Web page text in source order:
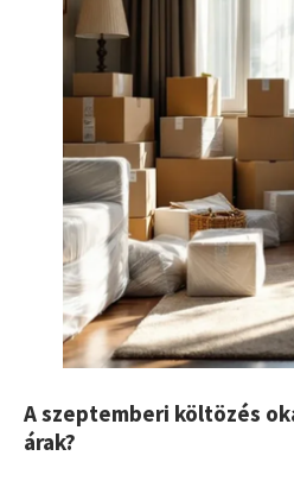
A szeptemberi költözés
árak?